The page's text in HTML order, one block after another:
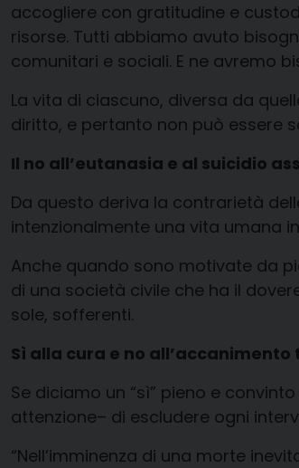
accogliere con gratitudine e
risorse. Tutti abbiamo avuto
comunitari e sociali. E ne avremo
La vita di ciascuno, diversa da
diritto, e pertanto non può essere
Il no all’eutanasia e al suicidio
Da questo deriva la contrarietà
intenzionalmente una vita umana
Anche quando sono motivate da
di una società civile che ha il
sole, sofferenti.
Sì alla cura e no
Se diciamo un “sì” pieno e
attenzione– di escludere ogni
“Nell’imminenza di una morte